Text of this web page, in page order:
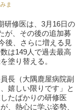
ま
研修医は、3月16日の
が、その後の追加募
後、さらに増える見
は149人で過去最高
塗り替える。
長（大隅鹿屋病院副
嬉しい限りです」と
たばかりの研修医
、熱心に学ぶ姿勢、